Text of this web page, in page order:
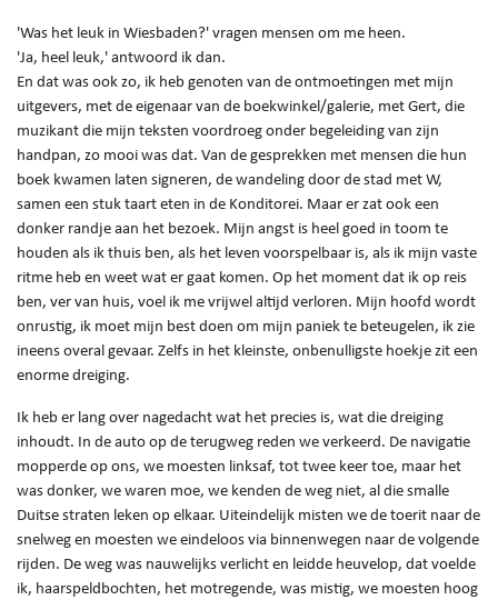
'Was het leuk in Wiesbaden?' vragen mensen om me heen.
'Ja, heel leuk,' antwoord ik dan.
En dat was ook zo, ik heb genoten van de ontmoetingen met mijn
uitgevers, met de eigenaar van de boekwinkel/galerie, met Gert, die
muzikant die mijn teksten voordroeg onder begeleiding van zijn
handpan, zo mooi was dat. Van de gesprekken met mensen die hun
boek kwamen laten signeren, de wandeling door de stad met W,
samen een stuk taart eten in de Konditorei. Maar er zat ook een
donker randje aan het bezoek. Mijn angst is heel goed in toom te
houden als ik thuis ben, als het leven voorspelbaar is, als ik mijn vaste
ritme heb en weet wat er gaat komen. Op het moment dat ik op reis
ben, ver van huis, voel ik me vrijwel altijd verloren. Mijn hoofd wordt
onrustig, ik moet mijn best doen om mijn paniek te beteugelen, ik zie
ineens overal gevaar. Zelfs in het kleinste, onbenulligste hoekje zit een
enorme dreiging.
Ik heb er lang over nagedacht wat het precies is, wat die dreiging
inhoudt. In de auto op de terugweg reden we verkeerd. De navigatie
mopperde op ons, we moesten linksaf, tot twee keer toe, maar het
was donker, we waren moe, we kenden de weg niet, al die smalle
Duitse straten leken op elkaar. Uiteindelijk misten we de toerit naar de
snelweg en moesten we eindeloos via binnenwegen naar de volgende
rijden. De weg was nauwelijks verlicht en leidde heuvelop, dat voelde
ik, haarspeldbochten, het motregende, was mistig, we moesten hoog